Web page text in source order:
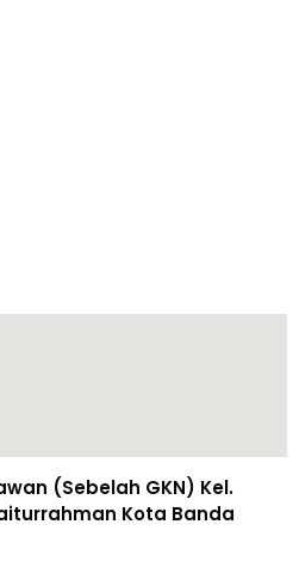
(Sebelah GKN) Kel.
Kota Banda